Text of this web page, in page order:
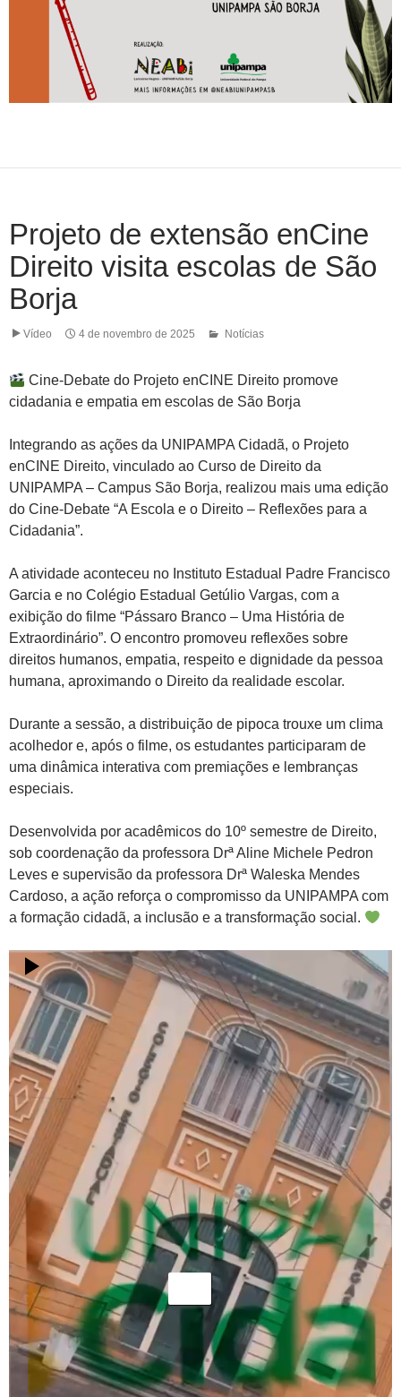
Projeto de extensão enCine
Direito visita escolas de São
Borja
Vídeo 4 de novembro de 2025 Notícias
Cine-Debate do Projeto enCINE Direito promove
cidadania e empatia em escolas de São Borja
Integrando as ações da UNIPAMPA Cidadã, o Projeto
enCINE Direito, vinculado ao Curso de Direito da
UNIPAMPA – Campus São Borja, realizou mais uma edição
do Cine-Debate “A Escola e o Direito – Reflexões para a
Cidadania”.
A atividade aconteceu no Instituto Estadual Padre Francisco
Garcia e no Colégio Estadual Getúlio Vargas, com a
exibição do filme “Pássaro Branco – Uma História de
Extraordinário”. O encontro promoveu reflexões sobre
direitos humanos, empatia, respeito e dignidade da pessoa
humana, aproximando o Direito da realidade escolar.
Durante a sessão, a distribuição de pipoca trouxe um clima
acolhedor e, após o filme, os estudantes participaram de
uma dinâmica interativa com premiações e lembranças
especiais.
Desenvolvida por acadêmicos do 10º semestre de Direito,
sob coordenação da professora Drª Aline Michele Pedron
Leves e supervisão da professora Drª Waleska Mendes
Cardoso, a ação reforça o compromisso da UNIPAMPA com
a formação cidadã, a inclusão e a transformação social.
Tocador
de
vídeo